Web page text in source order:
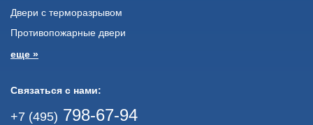
Двери с терморазрывом
Противопожарные двери
еще »
Связаться с нами:
+7 (495) 798-67-94